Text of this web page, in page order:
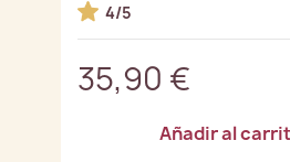
4/5
35,90 €
Añadir al